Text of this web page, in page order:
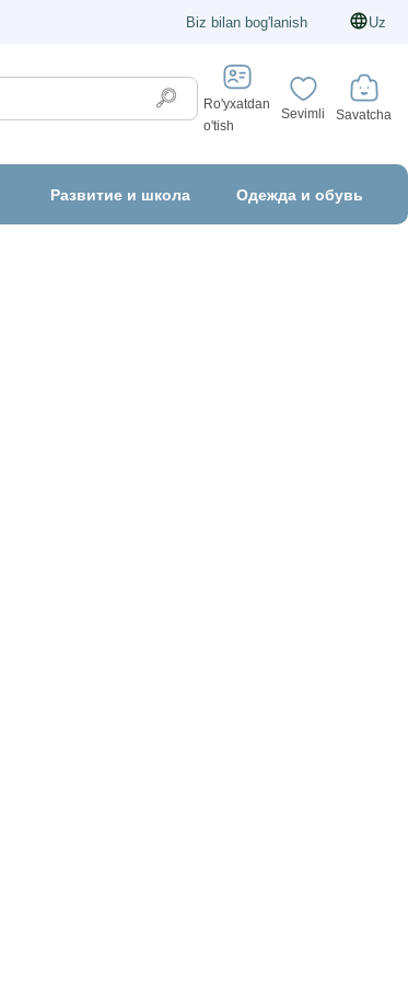
Biz bilan bog'lanish Uz
Ro'yxatdan
o'tish
Sevimli Savatcha
Развитие и школа Одежда и обувь